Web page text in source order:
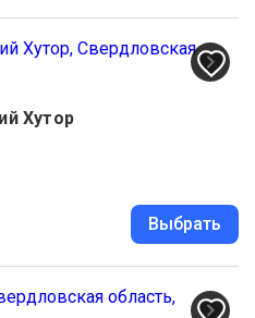
Хутор
Выбрать